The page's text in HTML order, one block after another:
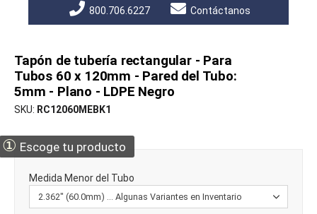
800.706.6227 Contáctanos
Tapón de tubería rectangular - Para
Tubos 60 x 120mm - Pared del Tubo:
5mm - Plano - LDPE Negro
SKU RC12060MEBK1
① Escoge tu producto
Medida Menor del Tubo